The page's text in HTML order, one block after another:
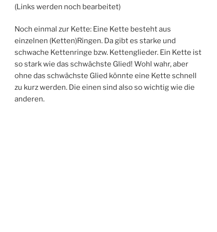
(Links werden noch bearbeitet)
Noch einmal zur Kette: Eine Kette besteht aus
einzelnen (Ketten)Ringen. Da gibt es starke und
schwache Kettenringe bzw. Kettenglieder. Ein Kette ist
so stark wie das schwächste Glied! Wohl wahr, aber
ohne das schwächste Glied könnte eine Kette schnell
zu kurz werden. Die einen sind also so wichtig wie die
anderen.